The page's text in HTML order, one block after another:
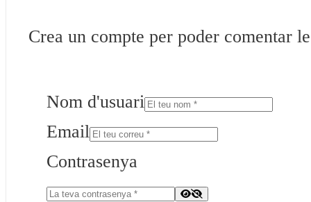
Crea un compte per poder comentar
Nom d'usuari
Email
Contrasenya